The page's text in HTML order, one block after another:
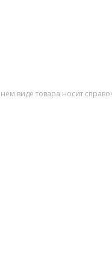
виде товара носит